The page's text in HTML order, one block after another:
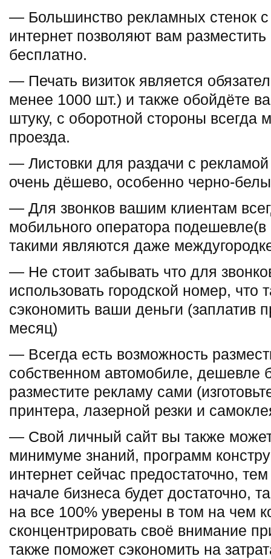
— Большинство рекламных стенок
интернет позволяют вам
бесплатно.
— Печать визиток является
менее 1000 шт.) и также обойдёте
штуку, с оборотной стороны всегда
проезда.
— Листовки для раздачи с
очень дёшево, особенно черно-
— Для звонков вашим клиентам
мобильного оператора подешевле(в
такими являются даже
— Не стоит забывать что для
использовать городской номер, что
сэкономить ваши деньги (заплатив
месяц)
— Всегда есть возможность
собственном автомобиле, дешевле
разместите рекламу сами
принтера, лазерной резки и
— Свой личный сайт вы также
минимуме знаний, программ
интернет сейчас предостаточно,
начале бизнеса будет достаточно,
на все 100% уверены в том на чем
сконцентрировать своё внимание
также поможет сэкономить на